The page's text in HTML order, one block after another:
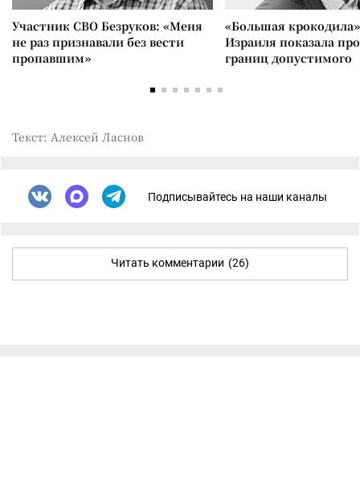
Участник СВО Безруков: «Меня
не раз признавали без вести
пропавшим»
«Большая
Израиля показала
границ допустимого
Текст: Алексей Ласнов
Подписывайтесь на наши каналы
Читать комментарии (26)